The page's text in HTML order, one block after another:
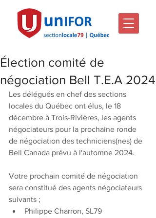
Élection comité de
négociation Bell T.E.A 2024
Les délégués en chef des sections
locales du Québec ont élus, le 18
décembre à Trois-Rivières, les agents
négociateurs pour la prochaine ronde
de négociation des techniciens(nes) de
Bell Canada prévu à l'automne 2024.
Votre prochain comité de négociation
sera constitué des agents négociateurs
suivants ;
Philippe Charron, SL79